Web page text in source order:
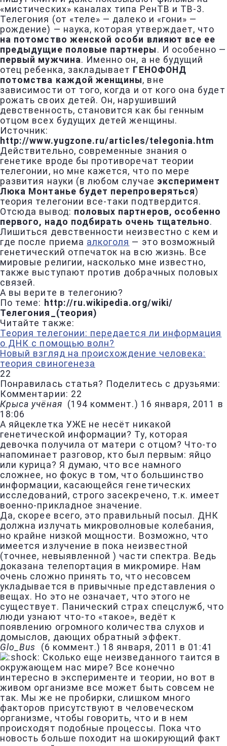
«мистических» каналах типа РенТВ и ТВ-3.
Телегония (от «теле» — далеко и «гони» —
рождение) — наука, которая утверждает, что
на потомство женской особи влияют все ее
предыдущие половые партнеры . И особенно —
первый мужчина. Именно он, а не будущий
отец ребенка, закладывает ГЕНОФОНД
потомства каждой женщины, вне
зависимости от того, когда и от кого она будет
рожать своих детей. Он, нарушивший
девственность, становится как бы генным
отцом всех будущих детей женщины.
Источник:
http://www.yugzone.ru/articles/telegonia.htm
Действительно, современные знания о
генетике вроде бы противоречат теории
телегонии, но мне кажется, что по мере
развития науки (в любом случае эксперимент
Люка Монтанье будет перепроверяться)
теория телегонии все-таки подтвердится.
Отсюда вывод: половых партнеров, особенно
первого, надо подбирать очень тщательно.
Лишиться девственности неизвестно с кем и
где после приема алкоголя — это возможный
генетический отпечаток на всю жизнь. Все
мировые религии, насколько мне известно,
также выступают против добрачных половых
связей.
А вы верите в телегонию?
По теме: http://ru.wikipedia.org/wiki/
Телегония_(теория)
Читайте также:
Теория телегонии: передается ли информация
о ДНК с помощью волн?
Новый взгляд на происхождение человека:
теория свиногенеза
22
Понравилась статья? Поделитесь с друзьями:
Комментарии: 22
Крыса учёная (194 коммент. ) 16 января, 2011 в
18:06
А яйцеклетка УЖЕ не несёт никакой
генетической информации? Ту, которая
девочка получила от матери с отцом? Что-то
напоминает разговор, кто был первым: яйцо
или курица? Я думаю, что все намного
сложнеe, но фокус в том, что большинство
информации, касающейся генетических
исследований, строго засекречено, т.к. имеет
военно-прикладное значение.
Да, скореe всего, это правильный посыл. ДНК
должна излучать микроволновые колебания,
но крайне низкой мощности. Возможно, что
имеется излучение в пока неизвестной
(точнее, невыявленной ) части спектра. Ведь
доказана телепортация в микромире. Нам
очень сложно принять то, что несовсем
укладывается в привычные представления о
вещах. Но это не означает, что этого не
существует. Панический страх спецслужб, что
люди узнают что-то «такое», ведёт к
появлению огромного количества слухов и
домыслов, дающих обратный эффект.
Glo_Bus
(6 коммент.) 18 января, 2011 в 01:41
Сколько еще неизведанного таится в
окружающем нас мире? Все конечно
интересно в эксперименте и теории, но вот в
живом организме все может быть совсем не
так. Мы же не пробирки, слишком много
факторов присутствуют в человеческом
организме, чтобы говорить, что и в нем
происходят подобные процессы. Пока что
новость больше походит на шокирующий факт